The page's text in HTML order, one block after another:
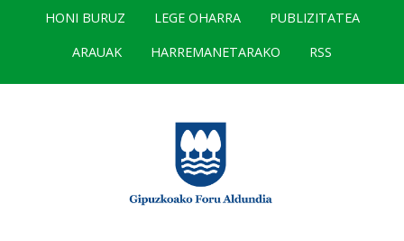
HONI BURUZ LEGE OHARRA
PUBLIZITATEA
ARAUAK
HARREMANETARAKO RSS